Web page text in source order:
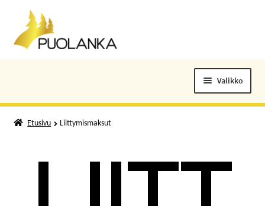
Siirry
navigointiin
Siirry
sisältöön
Valikko
ELOKUVALIPUT
Etusivu Liittymismaksut